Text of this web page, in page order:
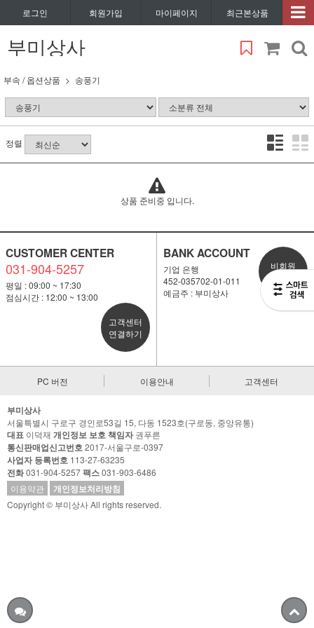
로그인 회원가입 마이페이지 최근본상품
부미상사
부속 / 옵션상품 송풍기
정렬
상품 준비중 입니다.
CUSTOMER CENTER
031-904-5257
평일 : 09:00 ~ 17:30
점심시간 : 12:00 ~ 13:00
고객센터
연결하기
BANK ACCOUNT
기업 은행
452-035702-01-011
예금주 : 부미상사
비회원
1:1 문의
PC 버전 이용안내 고객센터
부미상사
서울특별시 구로구 경인로53길 15, 다동 1523호(구로동, 중앙유통)
대표 이덕재 개인정보 보호 책임자권푸른
통신판매업신고번호2017-서울구로-0397
사업자 등록번호 113-27-63235
전화031-904-5257팩스031-903-6486
이용약관
개인정보처리방침
Copyright © 부미상사 All rights reserved.